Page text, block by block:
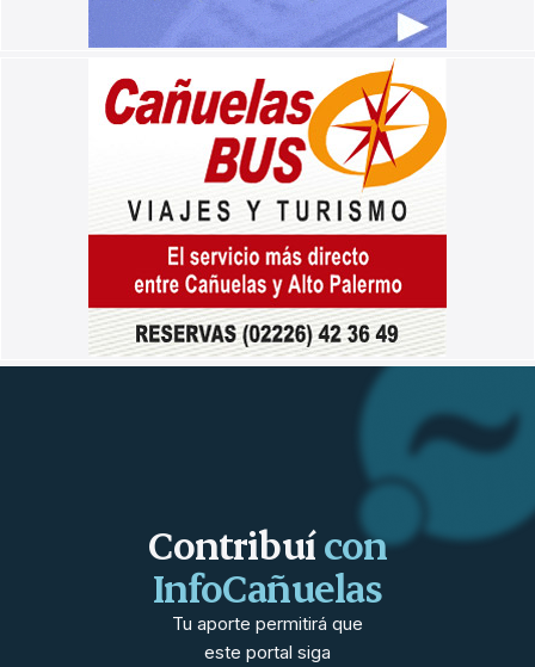
Contribuícon
InfoCañuelas
Tu aporte permitirá que
este portal siga